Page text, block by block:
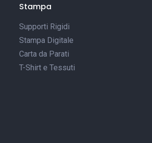
Stampa
Supporti Rigidi
Stampa Digitale
Carta da Parati
T-Shirt e Tessuti